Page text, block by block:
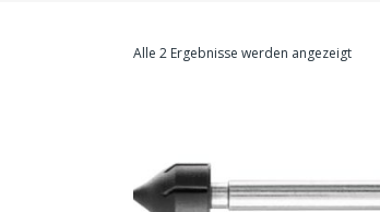
Alle 2 Ergebnisse werden angezeigt